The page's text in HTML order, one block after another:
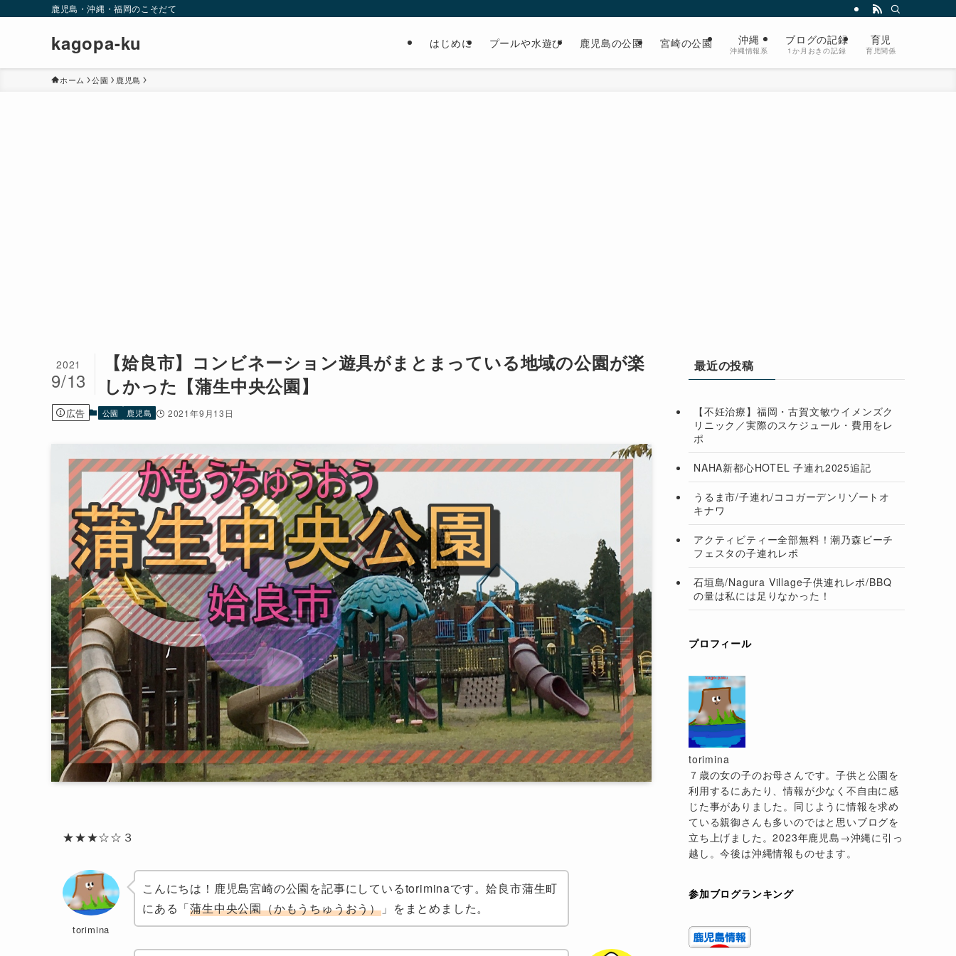
鹿児島・沖縄・福岡のこそだて
kagopa-ku はじめに プールや水遊び 鹿児島の公園 宮崎の公園 沖縄
沖縄情報系
ブログの記録
1か月おきの記録
育児
育児関係
ホーム 公園 鹿児島
【姶良市】コンビネーション遊具がまとまっている地域の公園が楽
しかった【蒲生中央公園】
2021
9/13
広告 公園 鹿児島 2021年9月13日
★★★☆☆３
torimina
こんにちは！鹿児島宮崎の公園を記事にしているtoriminaです。姶良市蒲生町
にある「蒲生中央公園（かもうちゅうおう） 」をまとめました。
最近の投稿
【不妊治療】福岡・古賀文敏ウイメンズク
リニック／実際のスケジュール・費用をレ
ポ
NAHA新都心HOTEL 子連れ2025追記
うるま市/子連れ/ココガーデンリゾートオ
キナワ
アクティビティー全部無料！潮乃森ビーチ
フェスタの子連れレポ
石垣島/Nagura Village子供連れレポ/BBQ
の量は私には足りなかった！
プロフィール
torimina
７歳の女の子のお母さんです。子供と公園を
利用するにあたり、情報が少なく不自由に感
じた事がありました。同じように情報を求め
ている親御さんも多いのではと思いブログを
立ち上げました。2023年鹿児島→沖縄に引っ
越し。今後は沖縄情報ものせます。
参加ブログランキング